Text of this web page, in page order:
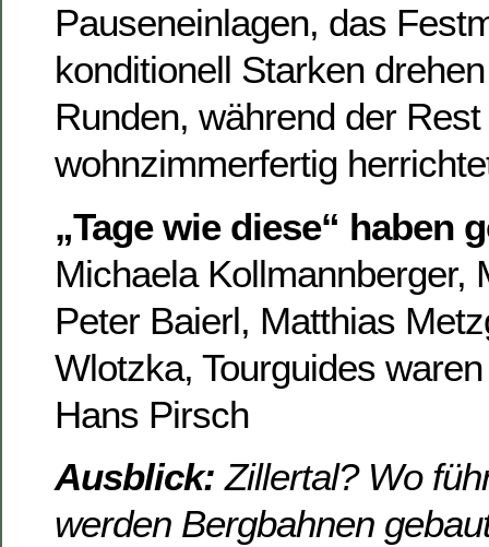
Pauseneinlagen, das
konditionell Starken
Runden, während der
wohnzimmerfertig
„Tage wie diese“ haben
Michaela Kollmannberger,
Peter Baierl, Matthias
Wlotzka, Tourguides
Hans Pirsch
Ausblick: Zillertal? Wo
werden Bergbahnen